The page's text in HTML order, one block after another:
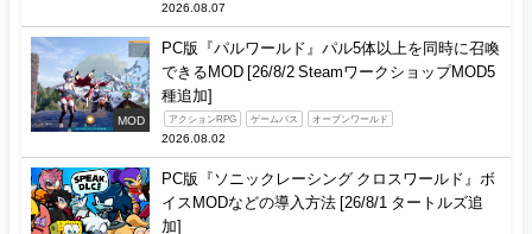
2026.08.07
MOD
PC版『パルワールド』パル5体以上を同時に召喚
できるMOD [26/8/2 SteamワークショップMOD5
種追加]
アクションRPG ゲームパス オープンワールド
2026.08.02
PC版『ソニックレーシング クロスワールド』ボ
イスMODなどの導入方法 [26/8/1 タートルズ追
加]